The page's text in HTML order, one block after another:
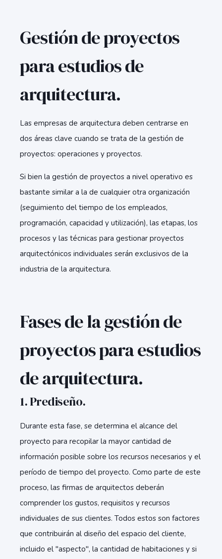
Gestión de proyectos
para estudios de
arquitectura.
Las empresas de arquitectura deben centrarse en
dos áreas clave cuando se trata de la gestión de
proyectos: operaciones y proyectos.
Si bien la gestión de proyectos a nivel operativo es
bastante similar a la de cualquier otra organización
(seguimiento del tiempo de los empleados,
programación, capacidad y utilización), las etapas, los
procesos y las técnicas para gestionar proyectos
arquitectónicos individuales serán exclusivos de la
industria de la arquitectura.
Fases de la gestión de
proyectos para estudios
de arquitectura.
1. Prediseño.
Durante esta fase, se determina el alcance del
proyecto para recopilar la mayor cantidad de
información posible sobre los recursos necesarios y el
período de tiempo del proyecto. Como parte de este
proceso, las firmas de arquitectos deberán
comprender los gustos, requisitos y recursos
individuales de sus clientes. Todos estos son factores
que contribuirán al diseño del espacio del cliente,
incluido el "aspecto", la cantidad de habitaciones y si